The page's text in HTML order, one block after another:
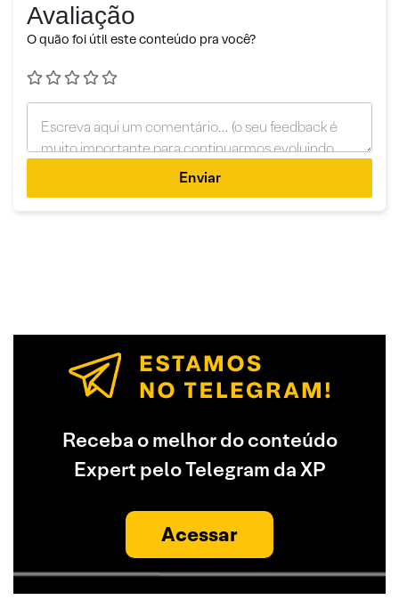
Avaliação
O quão foi útil este conteúdo pra você?
Enviar
Receba o melhor do conteúdo
Expert pelo Telegram da XP
Acessar